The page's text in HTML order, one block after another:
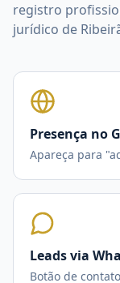
registro
jurídico de
Presença no
Apareça para
Leads via
Botão de